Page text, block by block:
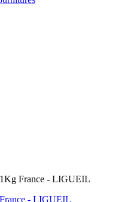
France - LIGUEIL